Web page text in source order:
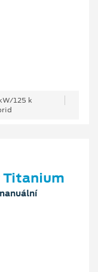
125 k
Titanium